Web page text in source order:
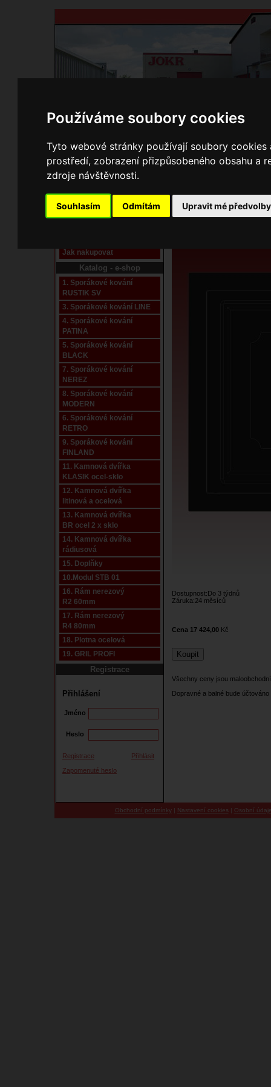
Používáme soubory cookies
Tyto webové stránky používají soubory
prostředí, zobrazení přizpůsobeného obsahu a
zdroje návštěvnosti.
Souhlasím Odmítám Upravit mé předvolby
Domů Kontakty Přihlášení Ke
Pracoviště laser
Nové pracoviště firmy
Jak nakupovat
Katalog - e-shop
1. Sporákové kování
RUSTIK SV
3. Sporákové kování LINE
4. Sporákové kování
PATINA
5. Sporákové kování
BLACK
7. Sporákové kování
NEREZ
8. Sporákové kování
MODERN
6. Sporákové kování
RETRO
9. Sporákové kování
FINLAND
11. Kamnová dvířka
KLASIK ocel-sklo
12. Kamnová dvířka
litinová a ocelová
13. Kamnová dvířka
BR ocel 2 x sklo
14. Kamnová dvířka
rádiusová
15. Doplňky
10.Modul STB 01
16. Rám nerezový
R2 60mm
17. Rám nerezový
R4 80mm
18. Plotna ocelová
19. GRIL PROFI
Registrace
Přihlášení
Jméno
Heslo
Registrace
Přihlásit
Zapomenuté heslo
E-shop JOKR
Dostupnost:Do 3 týdnů
Záruka:24 měsíců
Cena 17 424,00 Kč
Všechny ceny jsou
Dopravné a balné bude
Obchodní podmínky| Nastavení cookies | Osobní